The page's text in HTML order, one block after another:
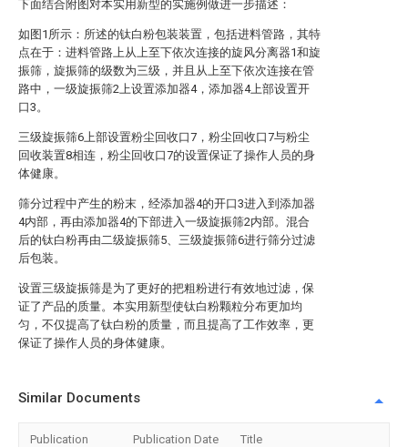
下面结合附图对本实用新型的实施例做进一步描述：
如图1所示：所述的钛白粉包装装置，包括进料管路，其特
点在于：进料管路上从上至下依次连接的旋风分离器1和旋
振筛，旋振筛的级数为三级，并且从上至下依次连接在管
路中，一级旋振筛2上设置添加器4，添加器4上部设置开
口3。
三级旋振筛6上部设置粉尘回收口7，粉尘回收口7与粉尘
回收装置8相连，粉尘回收口7的设置保证了操作人员的身
体健康。
筛分过程中产生的粉末，经添加器4的开口3进入到添加器
4内部，再由添加器4的下部进入一级旋振筛2内部。混合
后的钛白粉再由二级旋振筛5、三级旋振筛6进行筛分过滤
后包装。
设置三级旋振筛是为了更好的把粗粉进行有效地过滤，保
证了产品的质量。本实用新型使钛白粉颗粒分布更加均
匀，不仅提高了钛白粉的质量，而且提高了工作效率，更
保证了操作人员的身体健康。
Similar Documents
Publication Publication Date Title